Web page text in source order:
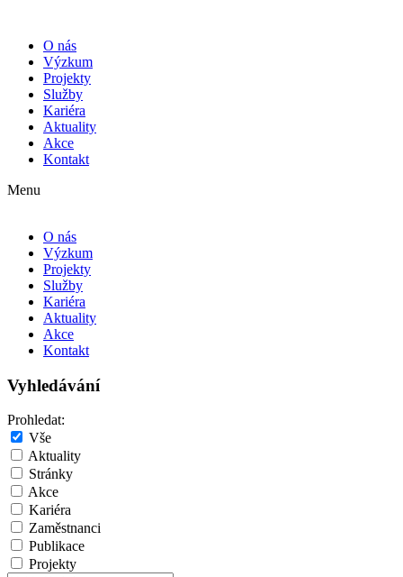
O nás
Výzkum
Projekty
Služby
Kariéra
Aktuality
Akce
Kontakt
Menu
O nás
Výzkum
Projekty
Služby
Kariéra
Aktuality
Akce
Kontakt
Vyhledávání
Prohledat:
Vše
Aktuality
Stránky
Akce
Kariéra
Zaměstnanci
Publikace
Projekty